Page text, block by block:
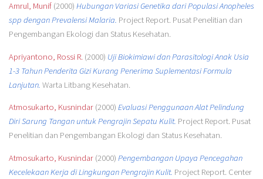
Amrul, Munif(2000) Hubungan Variasi Genetika dari Populasi Anopheles
spp dengan Prevalensi Malaria. Project Report. Pusat Penelitian dan
Pengembangan Ekologi dan Status Kesehatan.
Apriyantono, Rossi R.(2000) Uji Biokimiawi dan Parasitologi Anak Usia
1-3 Tahun Penderita Gizi Kurang Penerima Suplementasi Formula
Lanjutan. Warta Litbang Kesehatan.
Atmosukarto, Kusnindar(2000) Evaluasi Penggunaan Alat Pelindung
Diri Sarung Tangan untuk Pengrajin Sepatu Kulit. Project Report. Pusat
Penelitian dan Pengembangan Ekologi dan Status Kesehatan.
Atmosukarto, Kusnindar(2000) Pengembangan Upaya Pencegahan
Kecelekaan Kerja di Lingkungan Pengrajin Kulit. Project Report. Center